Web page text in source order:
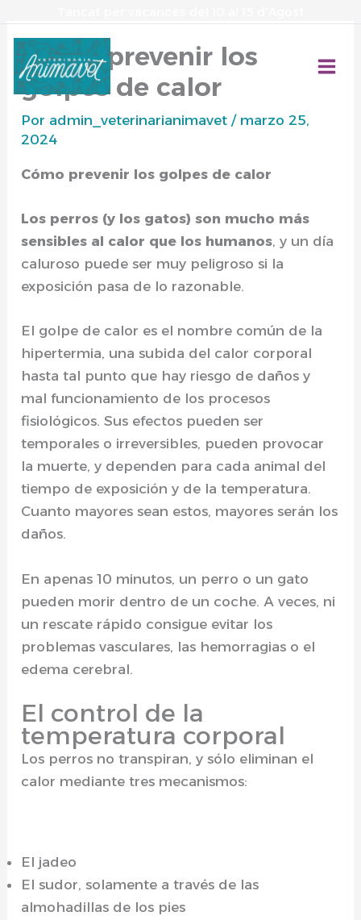
contenido
Cómo prevenir los
golpes de calor
Por admin_veterinarianimavet/ marzo 25,
2024
Cómo prevenir los golpes de calor
Los perros (y los gatos) son mucho más
sensibles al calor que los humanos, y un día
caluroso puede ser muy peligroso si la
exposición pasa de lo razonable.
El golpe de calor es el nombre común de la
hipertermia, una subida del calor corporal
hasta tal punto que hay riesgo de daños y
mal funcionamiento de los procesos
fisiológicos. Sus efectos pueden ser
temporales o irreversibles, pueden provocar
la muerte, y dependen para cada animal del
tiempo de exposición y de la temperatura.
Cuanto mayores sean estos, mayores serán los
daños.
En apenas 10 minutos, un perro o un gato
pueden morir dentro de un coche. A veces, ni
un rescate rápido consigue evitar los
problemas vasculares, las hemorragias o el
edema cerebral.
El control de la
temperatura corporal
Los perros no transpiran, y sólo eliminan el
calor mediante tres mecanismos:
El jadeo
El sudor, solamente a través de las
almohadillas de los pies